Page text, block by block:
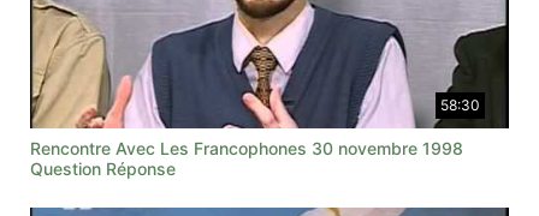
58:30
Rencontre Avec Les Francophones 30 novembre 1998
Question Réponse